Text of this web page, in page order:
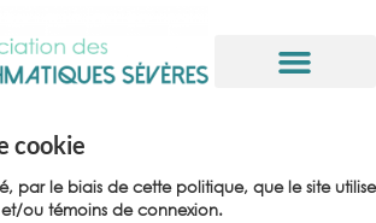
cookie
par le biais de cette politique, que le site utilise
ou témoins de connexion.